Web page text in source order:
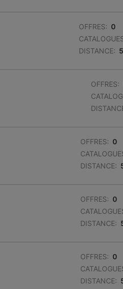
OFFRES: 0
DISTANCE:
OFFRES:
OFFRES: 0
DISTANCE:
OFFRES: 0
DISTANCE:
OFFRES: 0
DISTANCE: